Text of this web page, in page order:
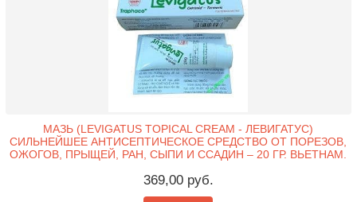
МАЗЬ (LEVIGATUS TOPICAL CREAM - ЛЕВИГАТУС)
СИЛЬНЕЙШЕЕ АНТИСЕПТИЧЕСКОЕ СРЕДСТВО ОТ ПОРЕЗОВ,
ОЖОГОВ, ПРЫЩЕЙ, РАН, СЫПИ И ССАДИН – 20 ГР. ВЬЕТНАМ.
369,00 руб.